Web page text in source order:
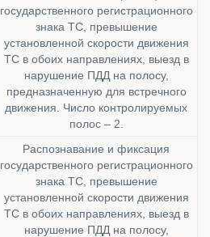
государственного регистрационного
знака ТС, превышение
установленной скорости движения
ТС в обоих направлениях, выезд в
нарушение ПДД на полосу,
предназначенную для встречного
движения. Число контролируемых
полос – 2.
Распознавание и фиксация
государственного регистрационного
знака ТС, превышение
установленной скорости движения
ТС в обоих направлениях, выезд в
нарушение ПДД на полосу,